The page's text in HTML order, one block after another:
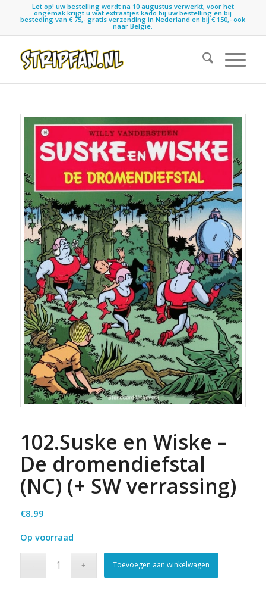
Let op! uw bestelling wordt na 10 augustus verwerkt, voor het
ongemak krijgt u wat extraatjes kado bij uw bestelling en bij
besteding van € 75,- gratis verzending in Nederland en bij € 150,- ook
naar België.
102.Suske en Wiske –
De dromendiefstal
(NC) (+ SW verrassing)
€8.99
Op voorraad
Toevoegen aan winkelwagen